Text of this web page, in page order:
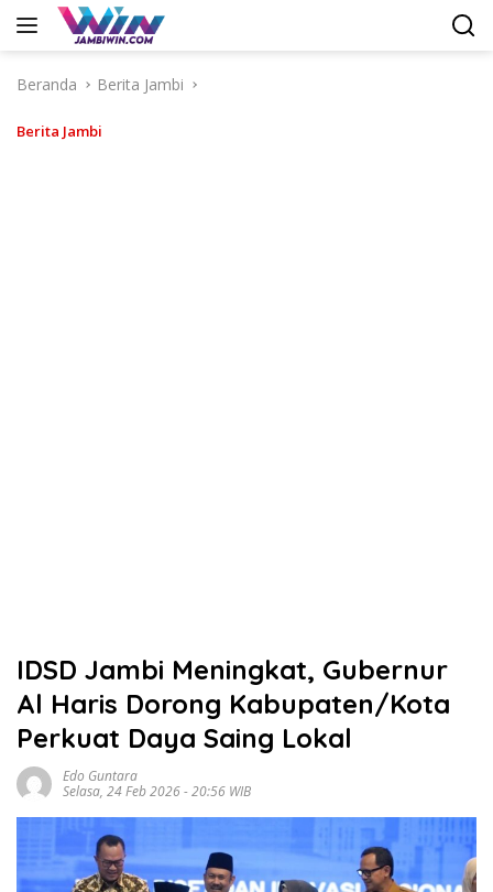
Langsung
Beranda
Berita Jambi
Berita Jambi
IDSD Jambi Meningkat, Gubernur
Al Haris Dorong Kabupaten/Kota
Perkuat Daya Saing Lokal
Edo Guntara
Selasa, 24 Feb 2026 - 20:56 WIB